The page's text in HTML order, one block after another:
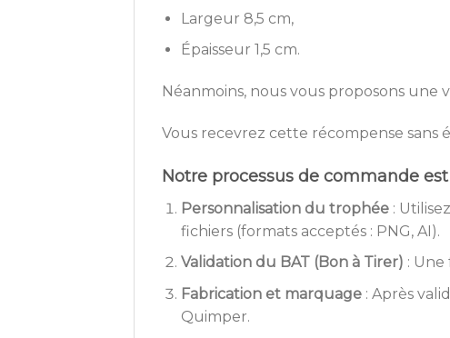
Largeur 8,5 cm,
Épaisseur 1,5 cm.
Néanmoins, nous vous proposons une
Vous recevrez cette récompense sans
Notre processus de commande
Personnalisation du trophée:
fichiers (formats acceptés : PNG, AI).
Validation du BAT (Bon à Tirer) :
Fabrication et marquage: Après
Quimper.